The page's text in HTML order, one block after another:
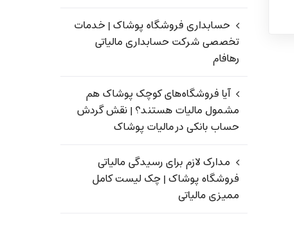
حسابداری فروشگاه پوشاک | خدمات
تخصصی شرکت حسابداری مالیاتی
رهافام
آیا فروشگاه‌های کوچک پوشاک هم
مشمول مالیات هستند؟ | نقش گردش
حساب بانکی در مالیات پوشاک
مدارک لازم برای رسیدگی مالیاتی
فروشگاه پوشاک | چک لیست کامل
ممیزی مالیاتی